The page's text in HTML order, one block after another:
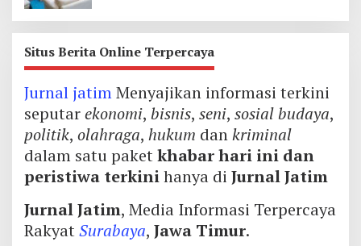
Situs Berita Online Terpercaya
Jurnal jatimMenyajikan informasi terkini
seputarekonomi, bisnis, seni, sosial budaya,
politik, olahraga, hukum dankriminal
dalam satu paketkhabar hari ini dan
peristiwa terkinihanya di Jurnal Jatim
Jurnal Jatim, Media Informasi Terpercaya
RakyatSurabaya, Jawa Timur.